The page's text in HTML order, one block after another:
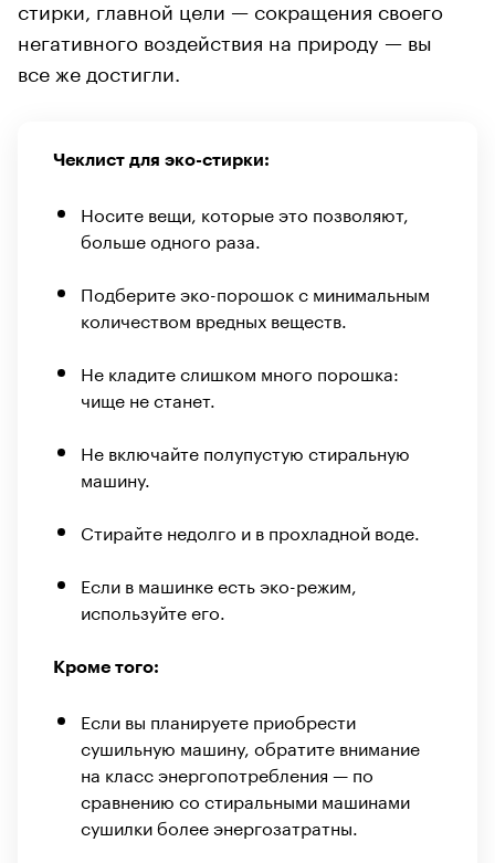
стирки, главной цели — сокращения своего
негативного воздействия на природу — вы
все же достигли.
Чеклист для эко-стирки:
Носите вещи, которые это позволяют,
больше одного раза.
Подберите эко-порошок с минимальным
количеством вредных веществ.
Не кладите слишком много порошка:
чище не станет.
Не включайте полупустую стиральную
машину.
Стирайте недолго и в прохладной воде.
Если в машинке есть эко-режим,
используйте его.
Кроме того:
Если вы планируете приобрести
сушильную машину, обратите внимание
на класс энергопотребления — по
сравнению со стиральными машинами
сушилки более энергозатратны.